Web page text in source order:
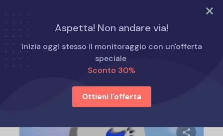
PROVA ORA
Aspetta! Non andare via!
Inizia oggi stesso il monitoraggio con un'offerta
speciale
Sconto 30%
Ottieni l'offerta
Home Alternative a Eyezy
Alternative a Eyezy